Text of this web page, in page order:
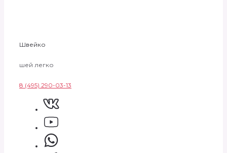
Швейко
шей легко
8 (495) 290-03-13